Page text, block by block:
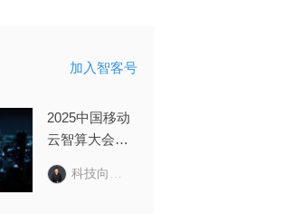
加入智客号
2025中国移动
云智算大会回
顾：云智变
革，AI+跃迁
科技向令说